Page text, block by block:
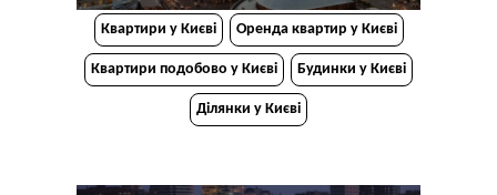
Квартири у Києві Оренда квартир у Києві
Квартири подобово у Києві Будинки у Києві
Ділянки у Києві